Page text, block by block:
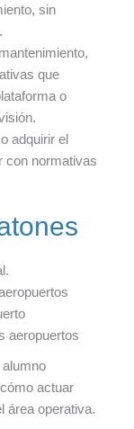
sin
que
o
adquirir el
con normativas
aeropuertos
actuar
área operativa.